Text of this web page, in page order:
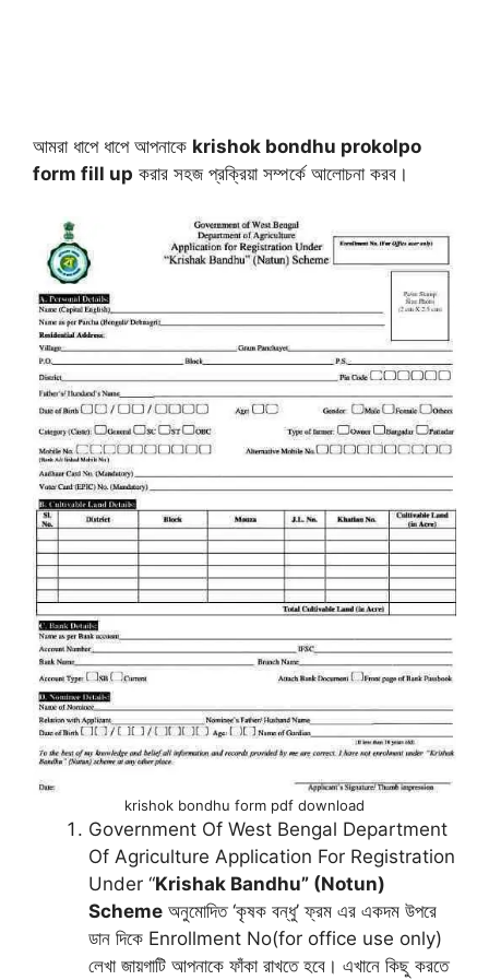
আমরা ধাপে ধাপে আপনাকে krishok bondhu prokolpo
form fill up করার সহজ প্রক্রিয়া সম্পর্কে আলোচনা করব।
krishok bondhu form pdf download
Government Of West Bengal Department
Of Agriculture Application For Registration
Under “Krishak Bandhu” (Notun)
Scheme অনুমোদিত ‘কৃষক বন্ধু’ ফ্রম এর একদম উপরে
ডান দিকে Enrollment No(for office use only)
লেখা জায়গাটি আপনাকে ফাঁকা রাখতে হবে। এখানে কিছু করতে